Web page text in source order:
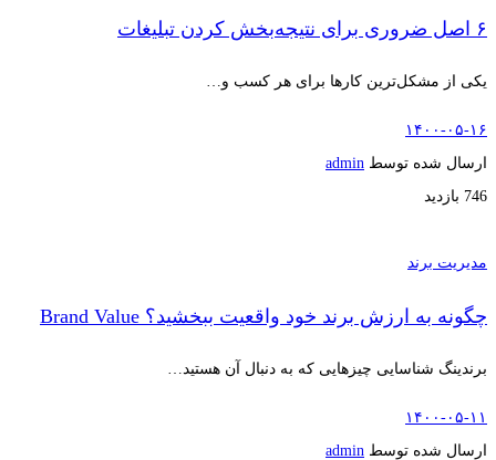
۶ اصل ضروری برای نتیجه‌بخش کردن تبلیغات
یکی از مشکل‌ترین کارها برای هر کسب و…
۱۴۰۰-۰۵-۱۶
ارسال شده توسط admin
746 بازدید
مدیریت برند
چگونه به ارزش برند خود واقعیت ببخشید؟ Brand Value
برندینگ شناسایی چیزهایی که به دنبال آن هستید…
۱۴۰۰-۰۵-۱۱
ارسال شده توسط admin